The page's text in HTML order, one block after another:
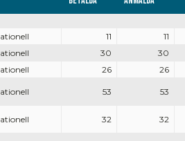
11 11
30 30
26 26
53 53
32 32